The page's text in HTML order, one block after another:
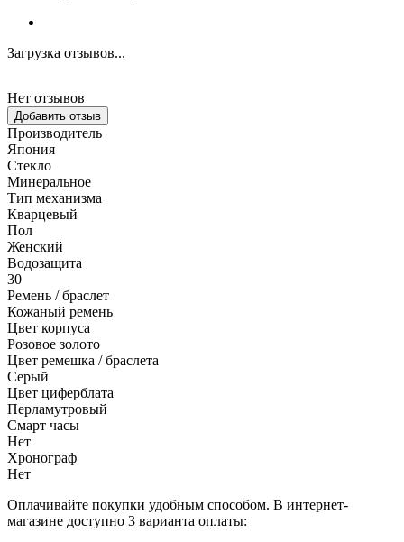
Загрузка отзывов...
Нет отзывов
Добавить отзыв
Производитель
Япония
Стекло
Минеральное
Тип механизма
Кварцевый
Пол
Женский
Водозащита
30
Ремень / браслет
Кожаный ремень
Цвет корпуса
Розовое золото
Цвет ремешка / браслета
Серый
Цвет циферблата
Перламутровый
Смарт часы
Нет
Хронограф
Нет
Оплачивайте покупки удобным способом. В интернет-
магазине доступно 3 варианта оплаты: